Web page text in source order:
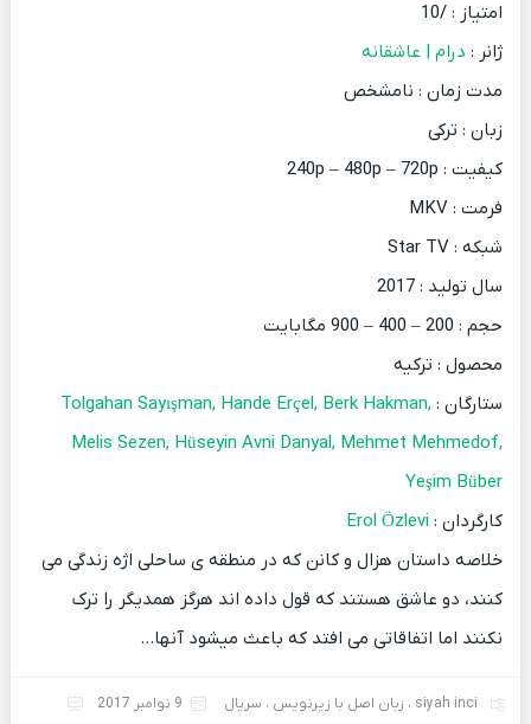
امتیاز : /10
ژانر : درام | عاشقانه
مدت زمان : نامشخص
زبان : ترکی
کیفیت : 240p – 480p – 720p
فرمت : MKV
شبکه : Star TV
سال تولید : 2017
حجم : 200 – 400 – 900 مگابایت
محصول : ترکیه
ستارگان : Tolgahan Sayışman, Hande Erçel, Berk Hakman,
Melis Sezen, Hüseyin Avni Danyal, Mehmet Mehmedof,
Yeşim Büber
کارگردان : Erol Özlevi
خلاصه داستان هزال و کانن که در منطقه ی ساحلی اژهزندگی می
کنند، دو عاشق هستند که قول داده اند هرگز همدیگر را ترک
نکنند اما اتفاقاتی می افتد که باعث میشود آنها…
siyah inci ، زبان اصل با زیرنویس ، سریال
9 نوامبر 2017